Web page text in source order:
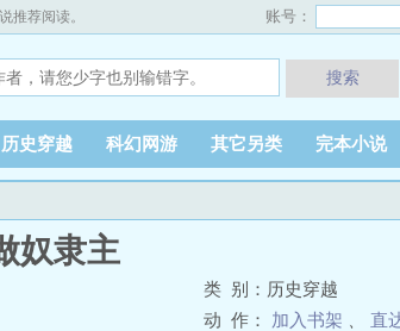
推荐阅读。 账号：
搜索
历史穿越 科幻网游 其它另类 完本小说
奴隶主
类 别：历史穿越
动 作： 加入书架
直